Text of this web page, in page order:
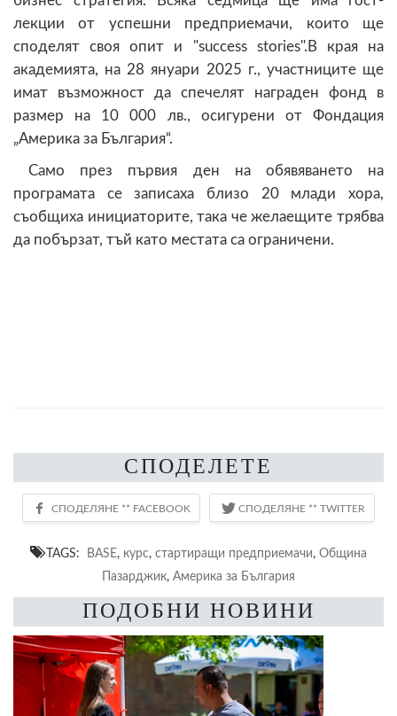
лекции от успешни предприемачи, които ще
споделят своя опит и "success stories".В края на
академията, на 28 януари 2025 г., участниците ще
имат възможност да спечелят награден фонд в
размер на 10 000 лв., осигурени от Фондация
„Америка за България“.
Само през първия ден на обявяването на
програмата се записаха близо 20 млади хора,
съобщиха инициаторите, така че желаещите трябва
да побързат, тъй като местата са ограничени.
СПОДЕЛЕТЕ
TAGS: BASE, курс, стартиращи предприемачи, Община
Пазарджик, Америка за България
ПОДОБНИ НОВИНИ